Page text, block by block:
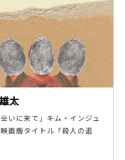
太
会いに来て」キム・インジュ
映画版タイトル「殺人の追